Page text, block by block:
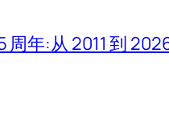
周年:从 2011 到